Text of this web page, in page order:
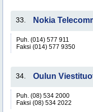
33. Nokia
Puh. (014) 577 911
Faksi (014) 577 9350
34. Oulun
Puh. (08) 534 2000
Faksi (08) 534 2022